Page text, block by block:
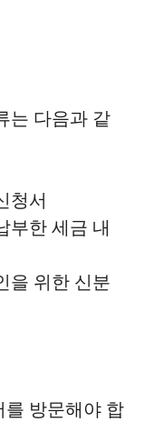
는 다음과 같
청서
부한 세금 내
을 위한 신분
방문해야 합